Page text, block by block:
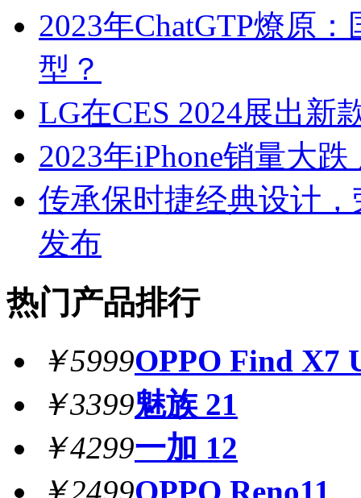
2023年ChatGTP燎原
型？
LG在CES 2024展出新
2023年iPhone销量大
传承保时捷经典设计
发布
热门产品排行
￥5999OPPO Find X7
￥3399魅族 21
￥4299一加 12